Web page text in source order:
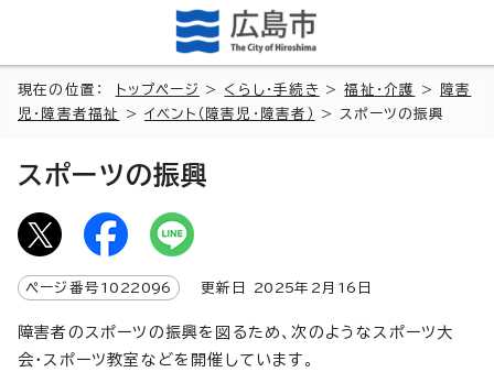
現在の位置： トップページ > くらし・手続き >福祉・介護 >
障害
児・障害者福祉
>イベント（障害児・障害者） > スポーツの振興
スポーツの振興
ページ番号 1022096 更新日 2025年2月 16 日
障害者のスポーツの振興を図るため、次のようなスポーツ大
会・スポーツ教室などを開催しています。